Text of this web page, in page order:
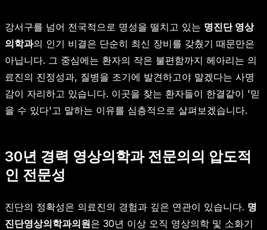
강서구를 넘어 전국적으로 명성을 떨치고 있는 명진단 영상
의학과의 인기 비결은 단순히 최신 장비를 갖췄기 때문만은
아닙니다. 그 중심에는 환자의 작은 불편함까지 헤아리는 의
료진의 진정성과, 질병을 조기에 발견하고야 말겠다는 사명
감이 자리하고 있습니다. 이곳을 찾는 환자들이 한결같이 '믿
을 수 있다'고 말하는 이유를 심층적으로 살펴보겠습니다.
30년 경력 영상의학과 전문의의 압도적
인 전문성
진단의 정확성은 의료진의 경험과 깊은 연관이 있습니다. 명
진단영상의학과의원은 30년 이상 오직 영상의학 및 소화기